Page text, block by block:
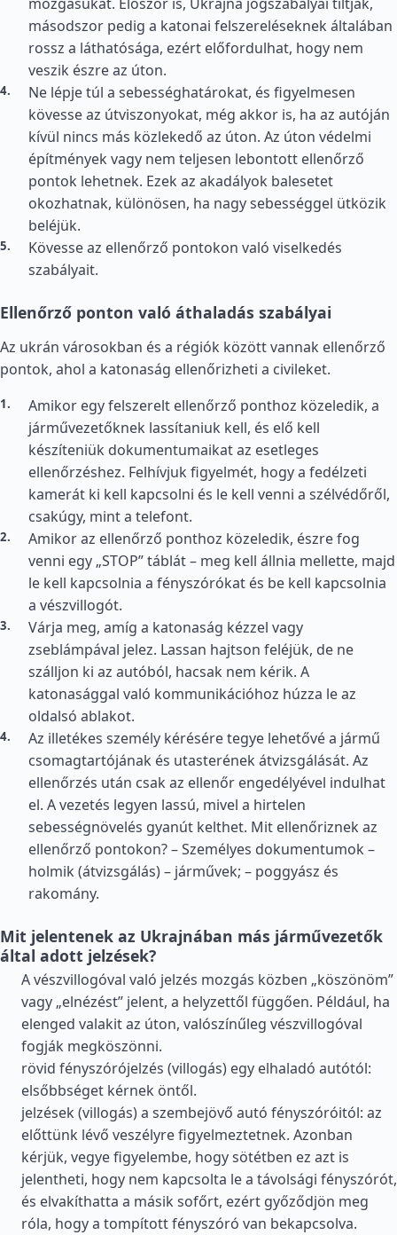
másodszor pedig a katonai felszereléseknek általában
rossz a láthatósága, ezért előfordulhat, hogy nem
veszik észre az úton.
Ne lépje túl a sebességhatárokat, és figyelmesen
kövesse az útviszonyokat, még akkor is, ha az autóján
kívül nincs más közlekedő az úton. Az úton védelmi
építmények vagy nem teljesen lebontott ellenőrző
pontok lehetnek. Ezek az akadályok balesetet
okozhatnak, különösen, ha nagy sebességgel ütközik
beléjük.
Kövesse az ellenőrző pontokon való viselkedés
szabályait.
Ellenőrző ponton való áthaladás szabályai
Az ukrán városokban és a régiók között vannak ellenőrző
pontok, ahol a katonaság ellenőrizheti a civileket.
Amikor egy felszerelt ellenőrző ponthoz közeledik, a
járművezetőknek lassítaniuk kell, és elő kell
készíteniük dokumentumaikat az esetleges
ellenőrzéshez. Felhívjuk figyelmét, hogy a fedélzeti
kamerát ki kell kapcsolni és le kell venni a szélvédőről,
csakúgy, mint a telefont.
Amikor az ellenőrző ponthoz közeledik, észre fog
venni egy „STOP” táblát – meg kell állnia mellette, majd
le kell kapcsolnia a fényszórókat és be kell kapcsolnia
a vészvillogót.
Várja meg, amíg a katonaság kézzel vagy
zseblámpával jelez. Lassan hajtson feléjük, de ne
szálljon ki az autóból, hacsak nem kérik. A
katonasággal való kommunikációhoz húzza le az
oldalsó ablakot.
Az illetékes személy kérésére tegye lehetővé a jármű
csomagtartójának és utasterének átvizsgálását. Az
ellenőrzés után csak az ellenőr engedélyével indulhat
el. A vezetés legyen lassú, mivel a hirtelen
sebességnövelés gyanút kelthet. Mit ellenőriznek az
ellenőrző pontokon? – Személyes dokumentumok –
holmik (átvizsgálás) – járművek; – poggyász és
rakomány.
Mit jelentenek az Ukrajnában más járművezetők
által adott jelzések?
A vészvillogóval való jelzés mozgás közben „köszönöm”
vagy „elnézést” jelent, a helyzettől függően. Például, ha
elenged valakit az úton, valószínűleg vészvillogóval
fogják megköszönni.
rövid fényszórójelzés (villogás) egy elhaladó autótól:
elsőbbséget kérnek öntől.
jelzések (villogás) a szembejövő autó fényszóróitól: az
előttünk lévő veszélyre figyelmeztetnek. Azonban
kérjük, vegye figyelembe, hogy sötétben ez azt is
jelentheti, hogy nem kapcsolta le a távolsági fényszórót,
és elvakíthatta a másik sofőrt, ezért győződjön meg
róla, hogy a tompított fényszóró van bekapcsolva.